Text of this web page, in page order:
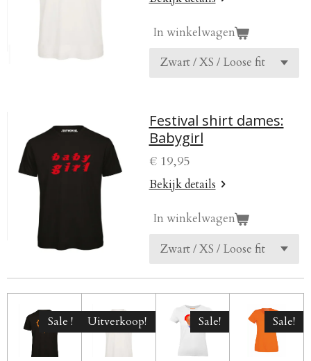
In winkelwagen
Festival shirt dames:
Babygirl
€ 19,95
Bekijk details
In winkelwagen
Sale ! Uitverkoop! Sale! Sale!